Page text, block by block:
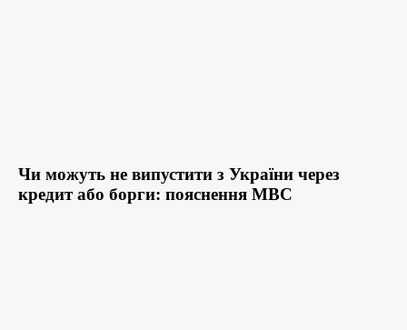
Чи можуть не випустити з України через
кредит або борги: пояснення МВС